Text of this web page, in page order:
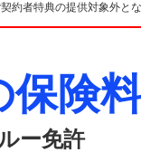
約者特典の提供対象外とな
保険
ー免許